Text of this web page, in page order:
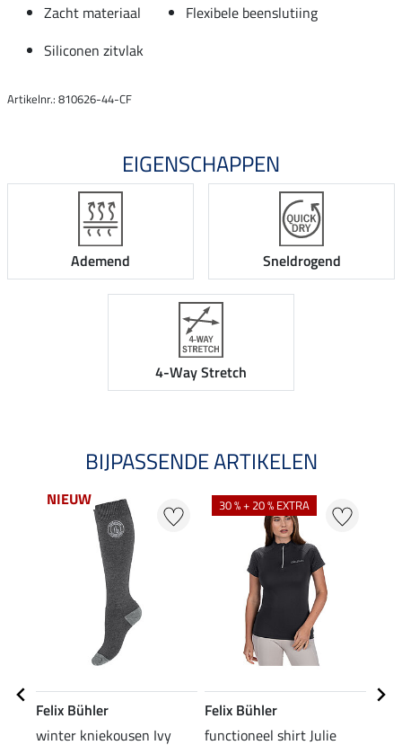
Zacht materiaal
Flexibele beenslutiing
Siliconen zitvlak
Artikelnr.: 810626-44-CF
EIGENSCHAPPEN
Ademend Sneldrogend
4-Way Stretch
BIJPASSENDE ARTIKELEN
NIEUW
Felix Bühler
winter kniekousen Ivy
30 % + 20 % EXTRA
Felix Bühler
functioneel shirt Julie